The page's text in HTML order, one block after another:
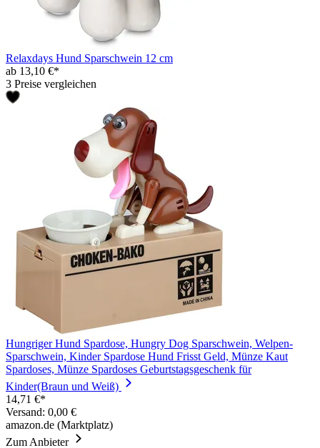
Relaxdays Hund Sparschwein 12 cm
ab 13,10 €*
3 Preise vergleichen
Hungriger Hund Spardose, Hungry Dog Sparschwein, Welpen-
Sparschwein, Kinder Spardose Hund Frisst Geld, Münze Kaut
Spardoses, Münze Spardoses Geburtstagsgeschenk für
Kinder(Braun und Weiß)
14,71 €*
Versand: 0,00 €
amazon.de (Marktplatz)
Zum Anbieter